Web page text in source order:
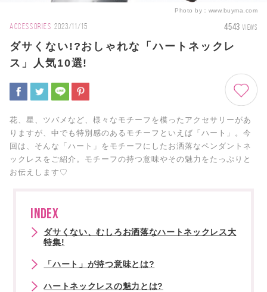
Photo by： www.buyma.com
ACCESSORIES 2023/11/15 4543 VIEWS
ダサくない!?おしゃれな「ハートネックレ
ス」人気10選!
花、星、ツバメなど、様々なモチーフを模ったアクセサリーがあ
りますが、中でも特別感のあるモチーフといえば「ハート」。今
回は、そんな「ハート」をモチーフにしたお洒落なペンダントネ
ックレスをご紹介。モチーフの持つ意味やその魅力をたっぷりと
お伝えします♡
INDEX
ダサくない、むしろお洒落なハートネックレス大
特集!
「ハート」が持つ意味とは?
ハートネックレスの魅力とは?